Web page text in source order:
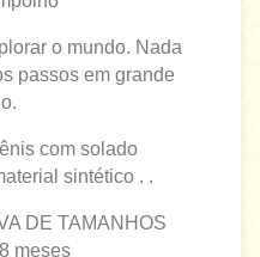
o mundo. Nada
passos em grande
com solado
sintético . .
DE TAMANHOS
meses